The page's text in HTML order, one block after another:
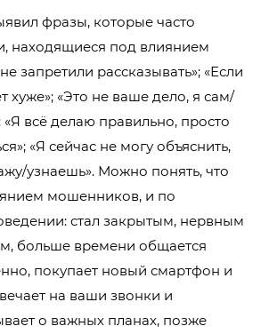
фразы, которые часто
находящиеся под влиянием
запретили рассказывать»; «Если
хуже»; «Это не ваше дело, я сам/
«Я всё делаю правильно, просто
«Я сейчас не могу объяснить,
узнаешь». Можно понять, что
мошенников, и по
стал закрытым, нервным
больше времени общается
покупает новый смартфон и
на ваши звонки и
о важных планах, позже